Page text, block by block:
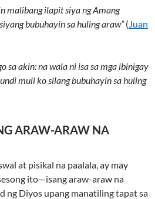
malibang ilapit siya ng Amang
bubuhayin sa huling araw”(Juan
sa akin: na wala ni isa sa mga ibinigay
muli ko silang bubuhayin sa huling
ARAW-ARAW NA
at pisikal na paalala, ay may
ito—isang araw-araw na
ng Diyos upang manatiling tapat sa